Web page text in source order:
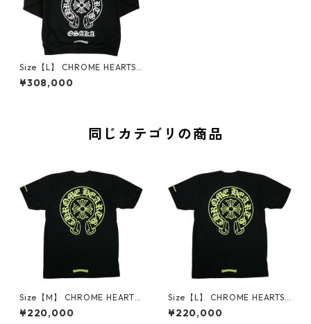
Size【L】 CHROME HEARTS
クロム・ハーツ Osaka Horse
shoe Pullover Hoodie Black
¥308,000
同じカテゴリの商品
Size【M】 CHROME HEARTS
クロム・ハーツ HORSESHOE
S/S TEE BLACK/NEON YELLO
¥220,000
Size【L】 CHROME HEARTS
クロム・ハーツ HORSESHOE
S/S TEE BLACK/NEON YELLO
¥220,000